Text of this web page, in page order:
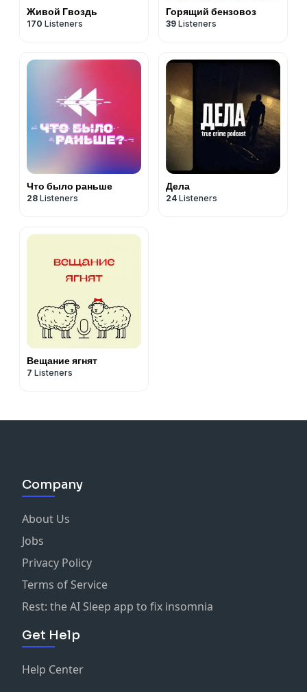
Живой Гвоздь
170 Listeners
Горящий бензовоз
39 Listeners
Что было раньше
28 Listeners
Дела
24 Listeners
Вещание ягнят
7 Listeners
Company
About Us
Jobs
Privacy Policy
Terms of Service
Rest: the AI Sleep app to fix insomnia
Get Help
Help Center